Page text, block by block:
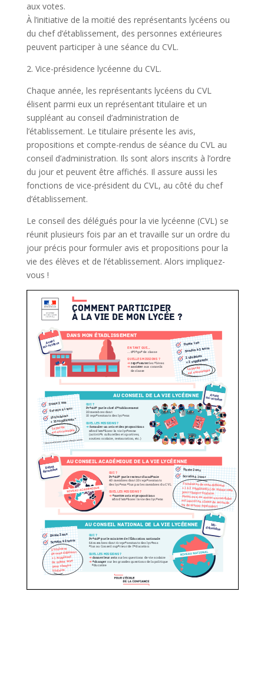
aux votes.
À l’initiative de la moitié des représentants lycéens ou
du chef d’établissement, des personnes extérieures
peuvent participer à une séance du CVL.
2. Vice-présidence lycéenne du CVL.
Chaque année, les représentants lycéens du CVL
élisent parmi eux un représentant titulaire et un
suppléant au conseil d’administration de
l’établissement. Le titulaire présente les avis,
propositions et compte-rendus de séance du CVL au
conseil d’administration. Ils sont alors inscrits à l’ordre
du jour et peuvent être affichés. Il assure aussi les
fonctions de vice-président du CVL, au côté du chef
d’établissement.
Le conseil des délégués pour la vie lycéenne (CVL) se
réunit plusieurs fois par an et travaille sur un ordre du
jour précis pour formuler avis et propositions pour la
vie des élèves et de l’établissement. Alors impliquez-
vous !